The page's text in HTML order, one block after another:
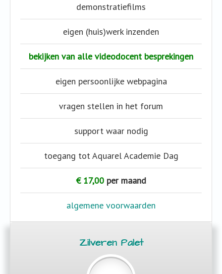
demonstratiefilms
eigen (huis)werk inzenden
bekijken van alle videodocent besprekingen
eigen persoonlijke webpagina
vragen stellen in het forum
support waar nodig
toegang tot Aquarel Academie Dag
€ 17,00per maand
algemene voorwaarden
Zilveren Palet